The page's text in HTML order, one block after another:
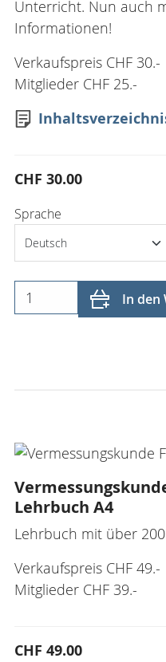
Unterricht. Nun auch
Informationen!
Verkaufspreis CHF 30.-
Mitglieder CHF 25.-
CHF 30.00
Sprache
In den
Lehrbuch A4
Lehrbuch mit über
Verkaufspreis CHF 49.-
Mitglieder CHF 39.-
CHF 49.00